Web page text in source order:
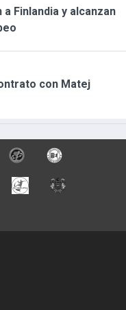
Finlandia y alcanzan
con Matej